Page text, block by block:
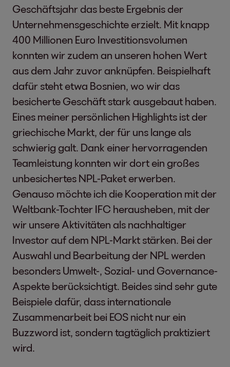
Geschäftsjahr das beste Ergebnis der
Unternehmensgeschichte erzielt. Mit knapp
400 Millionen Euro Investitionsvolumen
konnten wir zudem an unseren hohen Wert
aus dem Jahr zuvor anknüpfen. Beispielhaft
dafür steht etwa Bosnien, wo wir das
besicherte Geschäft stark ausgebaut haben.
Eines meiner persönlichen Highlights ist der
griechische Markt, der für uns lange als
schwierig galt. Dank einer hervorragenden
Teamleistung konnten wir dort ein großes
unbesichertes NPL-Paket erwerben.
Genauso möchte ich die Kooperation mit der
Weltbank-Tochter IFC herausheben, mit der
wir unsere Aktivitäten als nachhaltiger
Investor auf dem NPL-Markt stärken. Bei der
Auswahl und Bearbeitung der NPL werden
besonders Umwelt-, Sozial- und Governance-
Aspekte berücksichtigt. Beides sind sehr gute
Beispiele dafür, dass internationale
Zusammenarbeit bei EOS nicht nur ein
Buzzword ist, sondern tagtäglich praktiziert
wird.